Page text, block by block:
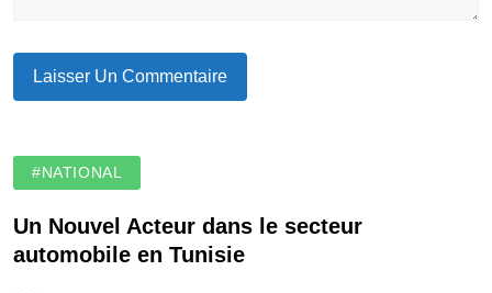
#NATIONAL
Un Nouvel Acteur dans le secteur
automobile en Tunisie